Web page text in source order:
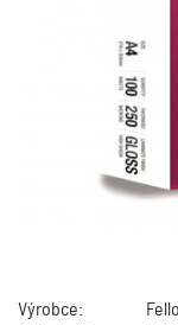
Výrobce: